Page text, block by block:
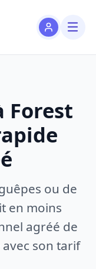
Forest
ou de
en moins
agréé de
son tarif